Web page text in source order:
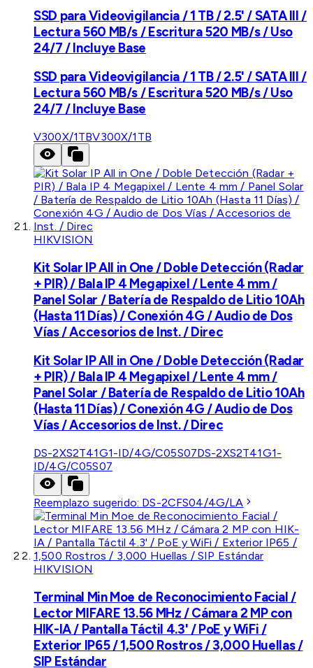
SSD para Videovigilancia / 1 TB / 2.5' / SATA III /
Lectura 560 MB/s / Escritura 520 MB/s / Uso
24/7 / Incluye Base
SSD para Videovigilancia / 1 TB / 2.5' / SATA III /
Lectura 560 MB/s / Escritura 520 MB/s / Uso
24/7 / Incluye Base
V300X/1TBV300X/1TB
HIKVISION
Kit Solar IP All in One / Doble Detección (Radar
+ PIR) / Bala IP 4 Megapixel / Lente 4 mm /
Panel Solar / Batería de Respaldo de Litio 10Ah
(Hasta 11 Días) / Conexión 4G / Audio de Dos
Vías / Accesorios de Inst. / Direc
Kit Solar IP All in One / Doble Detección (Radar
+ PIR) / Bala IP 4 Megapixel / Lente 4 mm /
Panel Solar / Batería de Respaldo de Litio 10Ah
(Hasta 11 Días) / Conexión 4G / Audio de Dos
Vías / Accesorios de Inst. / Direc
DS-2XS2T41G1-ID/4G/C05S07DS-2XS2T41G1-
ID/4G/C05S07
Reemplazo sugerido: DS-2CFS04/4G/LA
HIKVISION
Terminal Min Moe de Reconocimiento Facial /
Lector MIFARE 13.56 MHz / Cámara 2 MP con
HIK-IA / Pantalla Táctil 4.3' / PoE y WiFi /
Exterior IP65 / 1,500 Rostros / 3,000 Huellas /
SIP Estándar